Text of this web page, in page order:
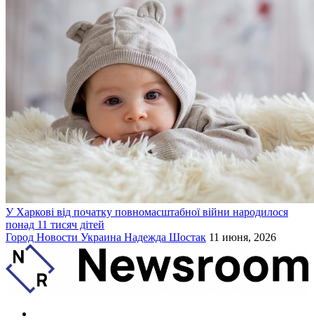
У Харкові від початку повномасштабної війни народилося
понад 11 тисяч дітей
Город Новости Украина Надежда Шостак 11 июня, 2026